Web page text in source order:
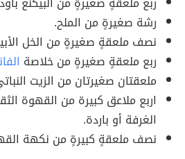
رشة صغيرةٍ من الملح.
نصف ملعقةٍ صغيرةٍ من الخل
ربع ملعقةٍ صغيرةٍ من خلاصة
ملعقتان صغيرتان من الزيت
اربع ملاعق كبيرة من القهوة
الغرفة أو باردة.
نصف ملعقةٍ كبيرةٍ من نكهة